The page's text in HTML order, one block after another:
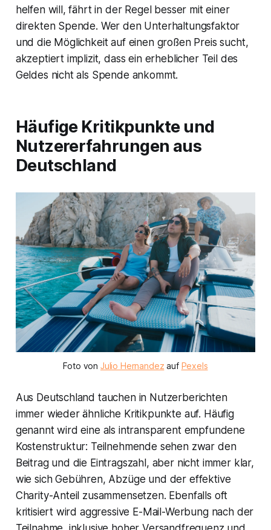
helfen will, fährt in der Regel besser mit einer
direkten Spende. Wer den Unterhaltungsfaktor
und die Möglichkeit auf einen großen Preis sucht,
akzeptiert implizit, dass ein erheblicher Teil des
Geldes nicht als Spende ankommt.
Häufige Kritikpunkte und
Nutzererfahrungen aus
Deutschland
Foto von Julio Hernandez auf Pexels
Aus Deutschland tauchen in Nutzerberichten
immer wieder ähnliche Kritikpunkte auf. Häufig
genannt wird eine als intransparent empfundene
Kostenstruktur: Teilnehmende sehen zwar den
Beitrag und die Eintragszahl, aber nicht immer klar,
wie sich Gebühren, Abzüge und der effektive
Charity-Anteil zusammensetzen. Ebenfalls oft
kritisiert wird aggressive E-Mail-Werbung nach der